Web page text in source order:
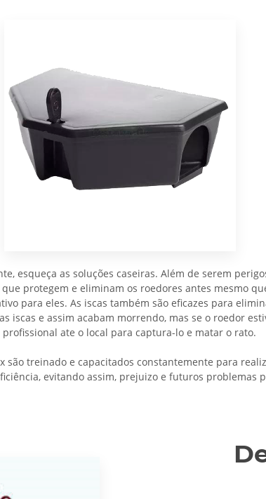
esqueça as soluções caseiras. Além de serem
protegem e eliminam os roedores antes mesmo
para eles. As iscas também são eficazes para
iscas e assim acabam morrendo, mas se o roedor
profissional ate o local para captura-lo e matar o rato.
são treinado e capacitados constantemente para
evitando assim, prejuizo e futuros problemas